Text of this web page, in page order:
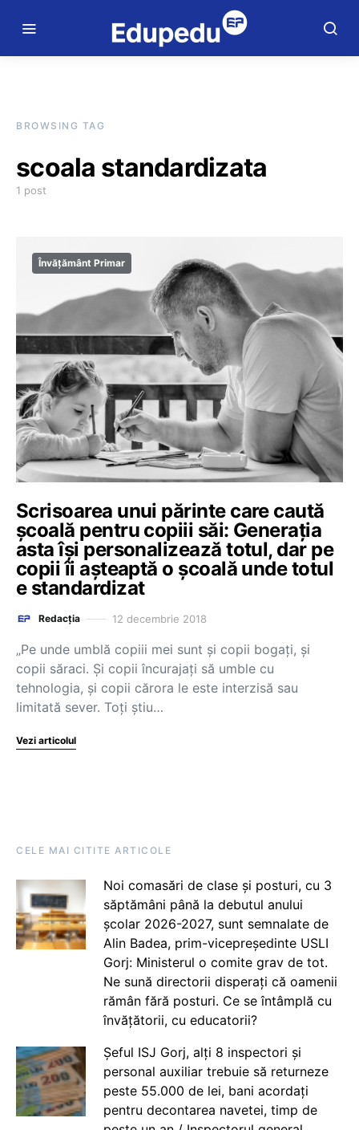
BROWSING TAG
scoala standardizata
1 post
Învățământ Primar
Scrisoarea unui părinte care caută
școală pentru copiii săi: Generația
asta își personalizează totul, dar pe
copii îi așteaptă o școală unde totul
e standardizat
Redacția 12 decembrie 2018
„Pe unde umblă copiii mei sunt și copii bogați, și
copii săraci. Și copii încurajați să umble cu
tehnologia, și copii cărora le este interzisă sau
limitată sever. Toți știu…
Vezi articolul
CELE MAI CITITE ARTICOLE
Noi comasări de clase și posturi, cu 3
săptămâni până la debutul anului
școlar 2026-2027, sunt semnalate de
Alin Badea, prim-vicepreședinte USLI
Gorj: Ministerul o comite grav de tot.
Ne sună directorii disperați că oamenii
rămân fără posturi. Ce se întâmplă cu
învățătorii, cu educatorii?
Șeful ISJ Gorj, alți 8 inspectori și
personal auxiliar trebuie să returneze
peste 55.000 de lei, bani acordați
pentru decontarea navetei, timp de